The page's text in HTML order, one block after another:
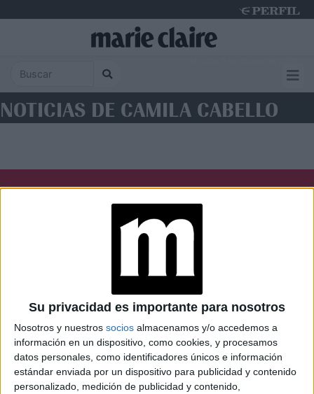
Su privacidad es importante para nosotros
Nosotros y nuestros socios almacenamos y/o accedemos a
información en un dispositivo, como cookies, y procesamos
datos personales, como identificadores únicos e información
estándar enviada por un dispositivo para publicidad y contenido
personalizado, medición de publicidad y contenido,
NOTICIAS DE CAMILA CABELLO
Caras Noticias
Weekend Parabrisas
Look
Luz Mía Lunateen Break BATimes
© Perfil.com 2006-2019 - Todos los derechos reservados
Registro de Propiedad Intelectual: Nro. 5346433